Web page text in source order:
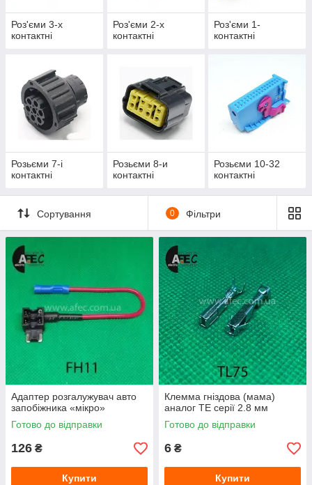
Роз'єми 3-х
контактні
Роз'єми 2-х
контактні
Роз'єми 1-
контактні
Розьєми 7-і
контактні
Розьєми 8-и
контактні
Розьєми 10-32
контактні
Сортування 0 Фільтри
Адаптер розгалужувач авто
запобіжника «мікро»
Готово до відправки
126 ₴
Купити
Клемма гніздова (мама)
аналог TE серії 2.8 мм
Готово до відправки
6 ₴
Купити